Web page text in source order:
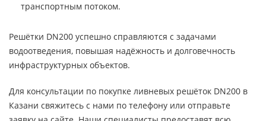
транспортным потоком.
Решётки DN200 успешно справляются с задачами
водоотведения, повышая надёжность и долговечность
инфраструктурных объектов.
Для консультации по покупке ливневых решёток DN200 в
Казани свяжитесь с нами по телефону или отправьте